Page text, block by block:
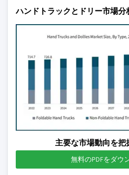
ハンドトラックとドリー市場分
主要な市場動向を把
無料のPDFをダウ